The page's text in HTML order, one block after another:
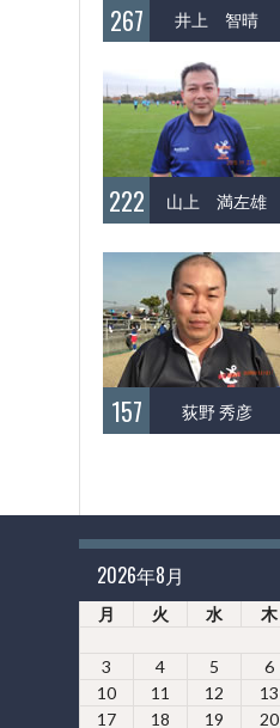
267 井上 智晴
222 山上 満左雄
157 荻野 秀彦
2026年8月
月 火 水 木
3
4 5 6
10
11 12 13
17
18 19 20